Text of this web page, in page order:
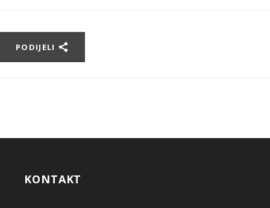
PODIJELI
KONTAKT